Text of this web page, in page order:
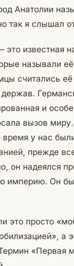
Анатолии
так я слышал
это известная
называли
считались
и
вызов
время у нас
прежде
он надеялся
империю. Он
это просто
а